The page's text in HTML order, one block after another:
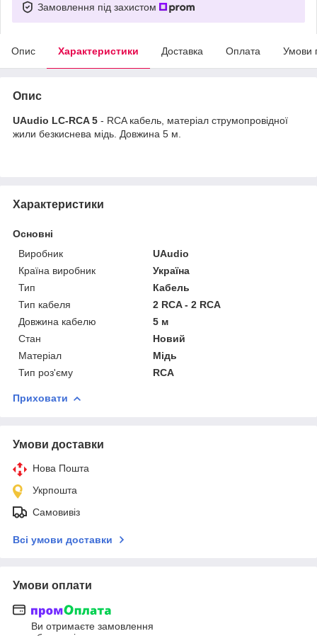
Замовлення під захистом
Опис Характеристики Доставка Оплата Умови
Опис
UAudio LC-RCA 5 - RCA кабель, матеріал струмопровідної
жили безкиснева мідь. Довжина 5 м.
Характеристики
Основні
Виробник
UAudio
Країна виробник
Україна
Тип
Кабель
Тип кабеля
2 RCA - 2 RCA
Довжина кабелю
5 м
Стан
Новий
Матеріал
Мідь
Тип роз'єму
RCA
Приховати
Умови доставки
Нова Пошта
Укрпошта
Самовивіз
Всі умови доставки
Умови оплати
Ви отримаєте замовлення